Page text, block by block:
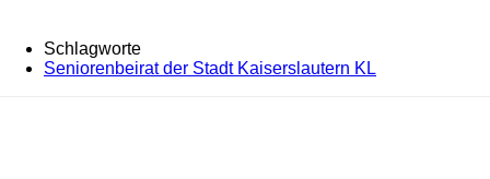
Schlagworte
Seniorenbeirat der Stadt Kaiserslautern KL